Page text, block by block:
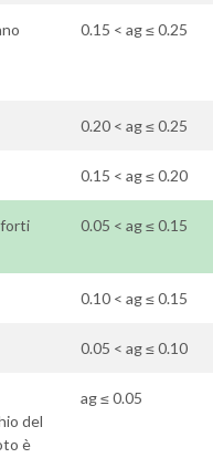
0.15 < ag ≤ 0.25
0.20 < ag ≤ 0.25
0.15 < ag ≤ 0.20
forti
0.05 < ag ≤ 0.15
0.10 < ag ≤ 0.15
0.05 < ag ≤ 0.10
del
è
ag ≤ 0.05